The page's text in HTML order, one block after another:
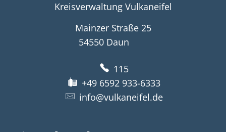
Kreisverwaltung Vulkaneifel
Mainzer Straße 25
54550 Daun
115
+49 6592 933-6333
info@vulkaneifel.de